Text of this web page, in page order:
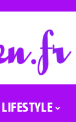
LIFESTYLE